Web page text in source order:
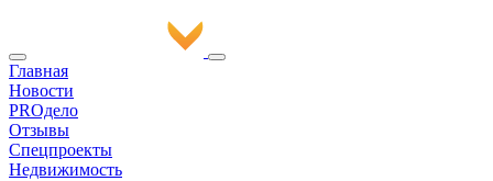
Главная
Новости
PROдело
Отзывы
Спецпроекты
Недвижимость